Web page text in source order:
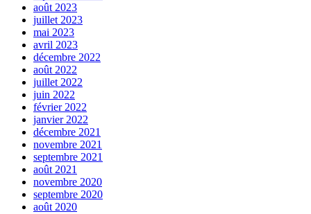
août 2023
juillet 2023
mai 2023
avril 2023
décembre 2022
août 2022
juillet 2022
juin 2022
février 2022
janvier 2022
décembre 2021
novembre 2021
septembre 2021
août 2021
novembre 2020
septembre 2020
août 2020